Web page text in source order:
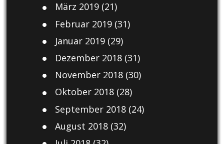
März 2019(21)
Februar 2019(31)
Januar 2019(29)
Dezember 2018(31)
November 2018(30)
Oktober 2018(28)
September 2018(24)
August 2018(32)